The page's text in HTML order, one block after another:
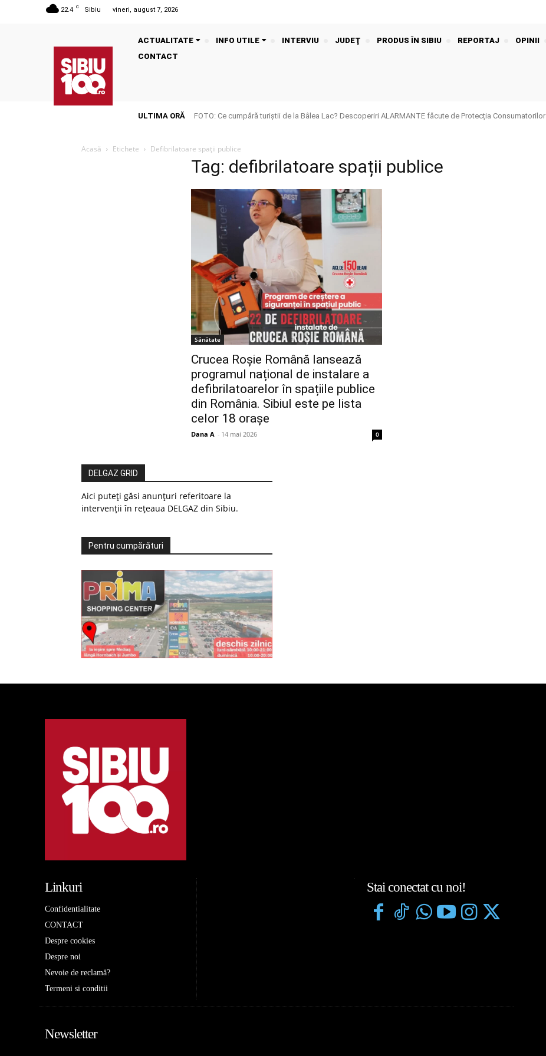
22.4 C Sibiu vineri, august 7, 2026
ACTUALITATE INFO UTILE INTERVIU JUDEŢ PRODUS ÎN SIBIU REPORTAJ OPINII
CONTACT
ULTIMA ORĂ FOTO: Ce cumpără turiștii de la Bâlea Lac? Descoperiri ALARMANTE făcute de Protecția Consumatorilor
Acasă Etichete Defibrilatoare spații publice
Tag: defibrilatoare spații publice
Sănătate
Crucea Roșie Română lansează
programul național de instalare a
defibrilatoarelor în spațiile publice
din România. Sibiul este pe lista
celor 18 orașe
Dana A - 14 mai 2026 0
DELGAZ GRID
Aici puteți găsi anunțuri referitoare la
intervenții în rețeaua DELGAZ din Sibiu.
Pentru cumpărături
Linkuri
Confidentialitate
CONTACT
Despre cookies
Despre noi
Nevoie de reclamă?
Termeni si conditii
Stai conectat cu noi!
Newsletter